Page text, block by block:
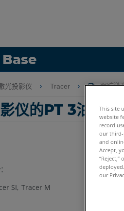
光投影仪 Tracer 跟踪激
仪的PT 3油漆
SI Tracer M
This site
website
record
our third-
and
Accept,
our